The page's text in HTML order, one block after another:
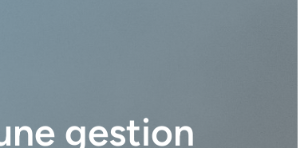
gestion